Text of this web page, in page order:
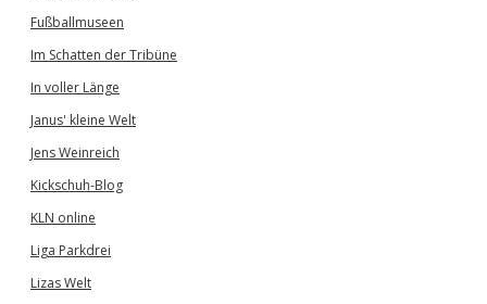
Fußballmuseen
Im Schatten der Tribüne
In voller Länge
Janus' kleine Welt
Jens Weinreich
Kickschuh-Blog
KLN online
Liga Parkdrei
Lizas Welt